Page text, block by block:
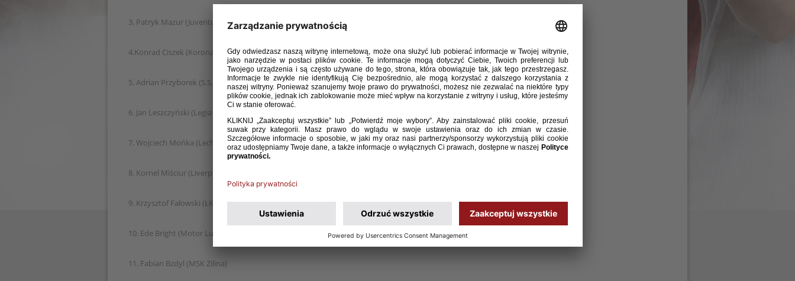
3. Patryk Mazur (Juventus FC)
4.Konrad Ciszek (Korona Kielce)
5. Adrian Przyborek (S.S. Lazio)
6. Jan Leszczyński (Legia Warszawa)
7. Wojciech Mońka (Lech Poznań)
8. Kornel Miściur (Liverpool FC)
9. Krzysztof Fałowski (ŁKS Łódź
10. Ede Bright (Motor Lublin)
11. Fabian Bzdyl (MSK Zilina)